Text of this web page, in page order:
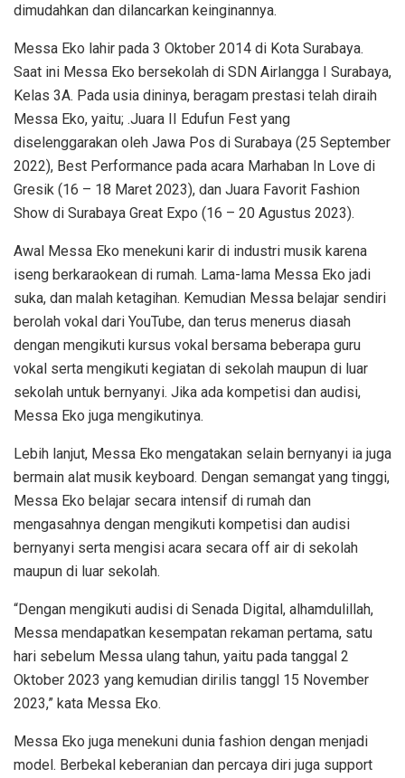
dimudahkan dan dilancarkan keinginannya.
Messa Eko lahir pada 3 Oktober 2014 di Kota Surabaya.
Saat ini Messa Eko bersekolah di SDN Airlangga I Surabaya,
Kelas 3A. Pada usia dininya, beragam prestasi telah diraih
Messa Eko, yaitu; .Juara II Edufun Fest yang
diselenggarakan oleh Jawa Pos di Surabaya (25 September
2022), Best Performance pada acara Marhaban In Love di
Gresik (16 – 18 Maret 2023), dan Juara Favorit Fashion
Show di Surabaya Great Expo (16 – 20 Agustus 2023).
Awal Messa Eko menekuni karir di industri musik karena
iseng berkaraokean di rumah. Lama-lama Messa Eko jadi
suka, dan malah ketagihan. Kemudian Messa belajar sendiri
berolah vokal dari YouTube, dan terus menerus diasah
dengan mengikuti kursus vokal bersama beberapa guru
vokal serta mengikuti kegiatan di sekolah maupun di luar
sekolah untuk bernyanyi. Jika ada kompetisi dan audisi,
Messa Eko juga mengikutinya.
Lebih lanjut, Messa Eko mengatakan selain bernyanyi ia juga
bermain alat musik keyboard. Dengan semangat yang tinggi,
Messa Eko belajar secara intensif di rumah dan
mengasahnya dengan mengikuti kompetisi dan audisi
bernyanyi serta mengisi acara secara off air di sekolah
maupun di luar sekolah.
“Dengan mengikuti audisi di Senada Digital, alhamdulillah,
Messa mendapatkan kesempatan rekaman pertama, satu
hari sebelum Messa ulang tahun, yaitu pada tanggal 2
Oktober 2023 yang kemudian dirilis tanggl 15 November
2023,” kata Messa Eko.
Messa Eko juga menekuni dunia fashion dengan menjadi
model. Berbekal keberanian dan percaya diri juga support